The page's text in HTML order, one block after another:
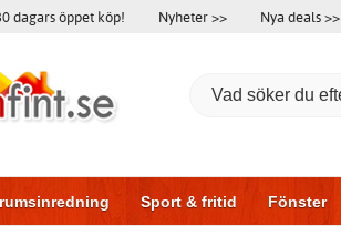
dagars öppet köp! Nyheter >> Nya deals >>
Sport & fritid Fönster